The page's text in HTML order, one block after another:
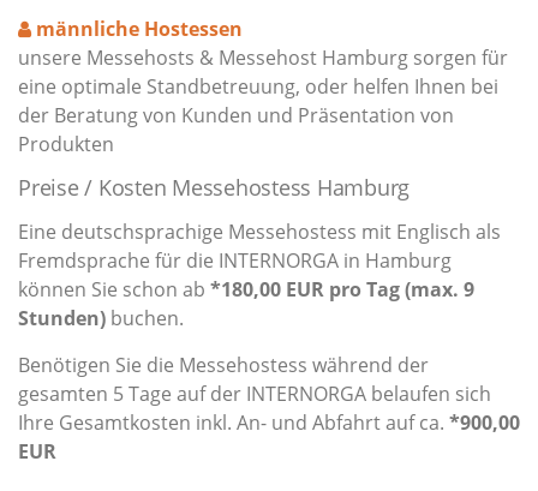
männliche Hostessen
unsere Messehosts & Messehost Hamburg sorgen für
eine optimale Standbetreuung, oder helfen Ihnen bei
der Beratung von Kunden und Präsentation von
Produkten
Preise / Kosten Messehostess Hamburg
Eine deutschsprachige Messehostess mit Englisch als
Fremdsprache für die INTERNORGA in Hamburg
können Sie schon ab *180,00 EUR pro Tag (max. 9
Stunden) buchen.
Benötigen Sie die Messehostess während der
gesamten 5 Tage auf der INTERNORGA belaufen sich
Ihre Gesamtkosten inkl. An- und Abfahrt auf ca. *900,00
EUR